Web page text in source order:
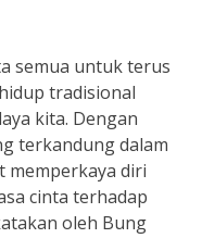
semua untuk terus
tradisional
kita. Dengan
terkandung dalam
memperkaya diri
cinta terhadap
oleh Bung